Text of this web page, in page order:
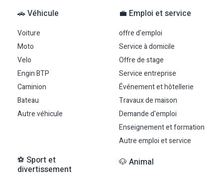
🚗 Véhicule
Voiture
Moto
Velo
Engin BTP
Caminion
Bateau
Autre véhicule
💼 Emploi et service
offre d'emploi
Service à domicile
Offre de stage
Service entreprise
Événement et hôtellerie
Travaux de maison
Demande d'emploi
Enseignement et formation
Autre emploi et service
⚽ Sport et
divertissement
🐶 Animal